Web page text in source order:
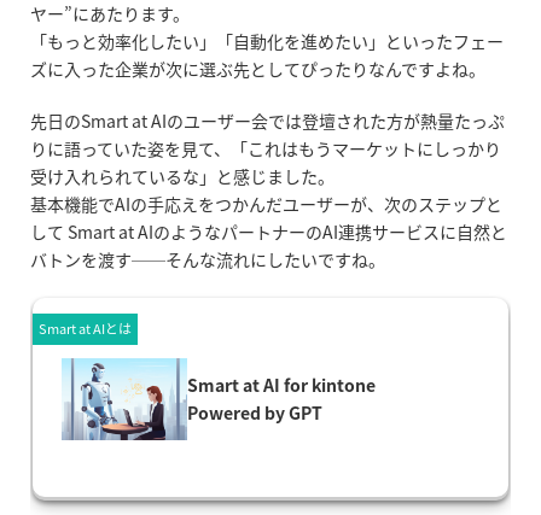
ヤー”にあたります。
「もっと効率化したい」「自動化を進めたい」といったフェー
ズに入った企業が次に選ぶ先としてぴったりなんですよね。
先日のSmart at AIのユーザー会では登壇された方が熱量たっぷ
りに語っていた姿を見て、「これはもうマーケットにしっかり
受け入れられているな」と感じました。
基本機能でAIの手応えをつかんだユーザーが、次のステップと
して Smart at AIのようなパートナーのAI連携サービスに自然と
バトンを渡す──そんな流れにしたいですね。
Smart at AI for kintone
Powered by GPT
Smart at AIとは